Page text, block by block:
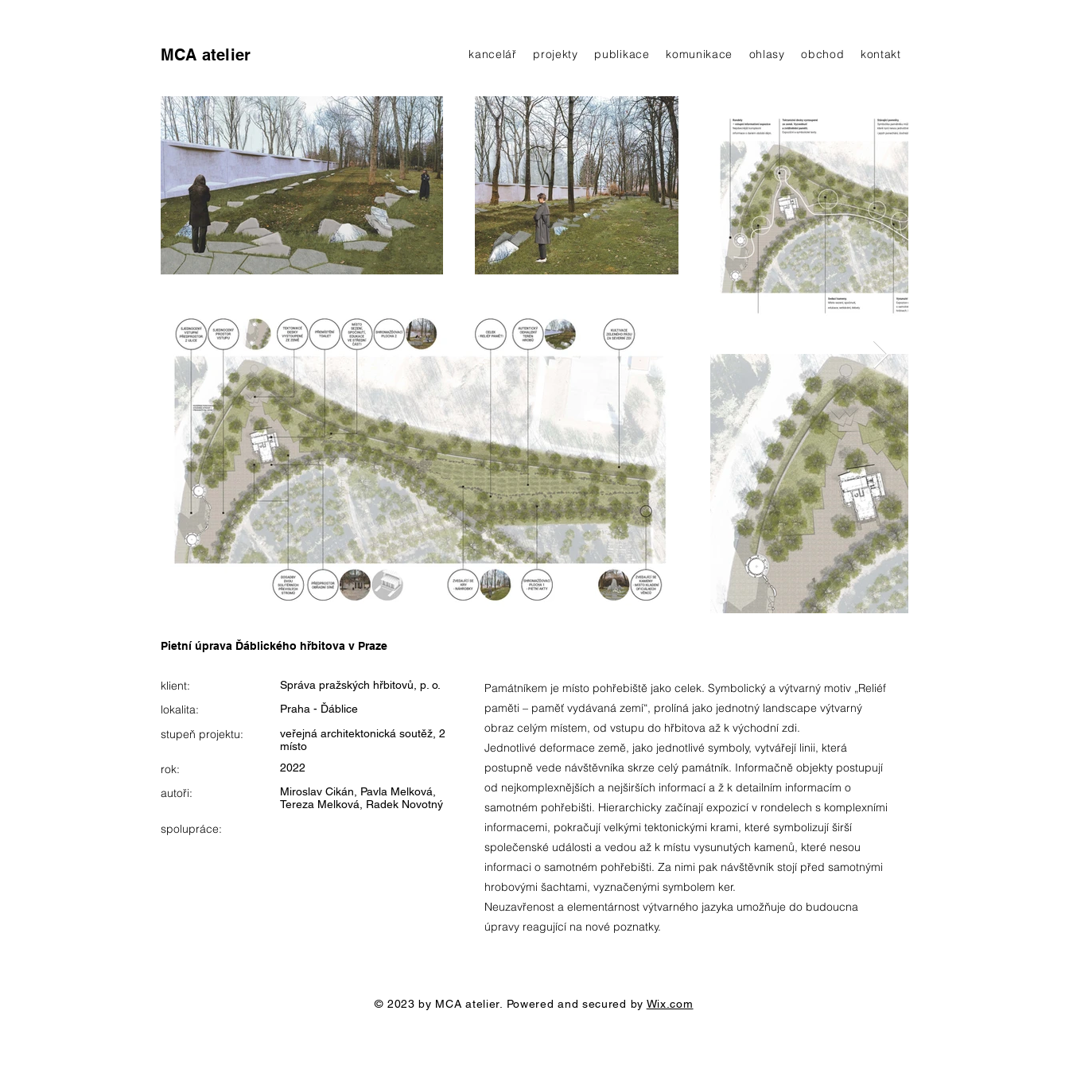
MCA atelier kancelář projekty publikace komunikace ohlasy obchod kontakt
Pietní úprava Ďáblického hřbitova v Praze
klient: Správa pražských hřbitovů, p. o.
lokalita: Praha - Ďáblice
stupeň projektu:
rok:
autoři:
spolupráce:
veřejná architektonická soutěž, 2
místo
2022
Miroslav Cikán, Pavla Melková,
Tereza Melková, Radek Novotný
Památníkem je místo pohřebiště jako celek. Symbolický a výtvarný motiv „Reliéf
paměti – paměť vydávaná zemí“, prolíná jako jednotný landscape výtvarný
obraz celým místem, od vstupu do hřbitova až k východní zdi.
Jednotlivé deformace země, jako jednotlivé symboly, vytvářejí linii, která
postupně vede návštěvníka skrze celý památník. Informačně objekty postupují
od nejkomplexnějších a nejširších informací a ž k detailním informacím o
samotném pohřebišti. Hierarchicky začínají expozicí v rondelech s komplexními
informacemi, pokračují velkými tektonickými krami, které symbolizují širší
společenské události a vedou až k místu vysunutých kamenů, které nesou
informaci o samotném pohřebišti. Za nimi pak návštěvník stojí před samotnými
hrobovými šachtami, vyznačenými symbolem ker.
Neuzavřenost a elementárnost výtvarného jazyka umožňuje do budoucna
úpravy reagující na nové poznatky.
© 2023 by MCA atelier. Powered and secured by Wix.com